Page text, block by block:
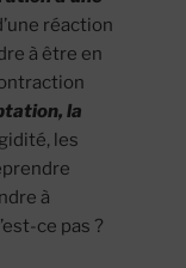
réaction
à être en
la
les
à
ce pas ?